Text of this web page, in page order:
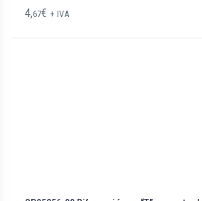
4,67€ + IVA